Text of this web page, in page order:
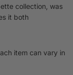
collection, was
it both
item can vary in